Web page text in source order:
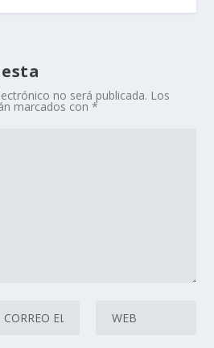
no será publicada. Los
marcados con*